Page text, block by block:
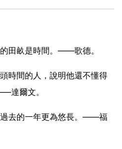
田畝是時間。——歌德。
時間的人，說明他還不懂得
達爾文。
去的一年更為悠長。——福